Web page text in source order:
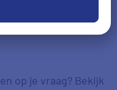
op je vraag? Bekijk